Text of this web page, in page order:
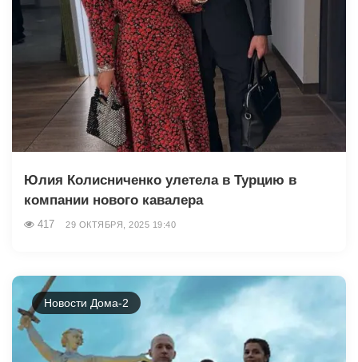
Юлия Колисниченко улетела в Турцию в
компании нового кавалера
417 29 ОКТЯБРЯ, 2025 19:40
Новости Дома-2